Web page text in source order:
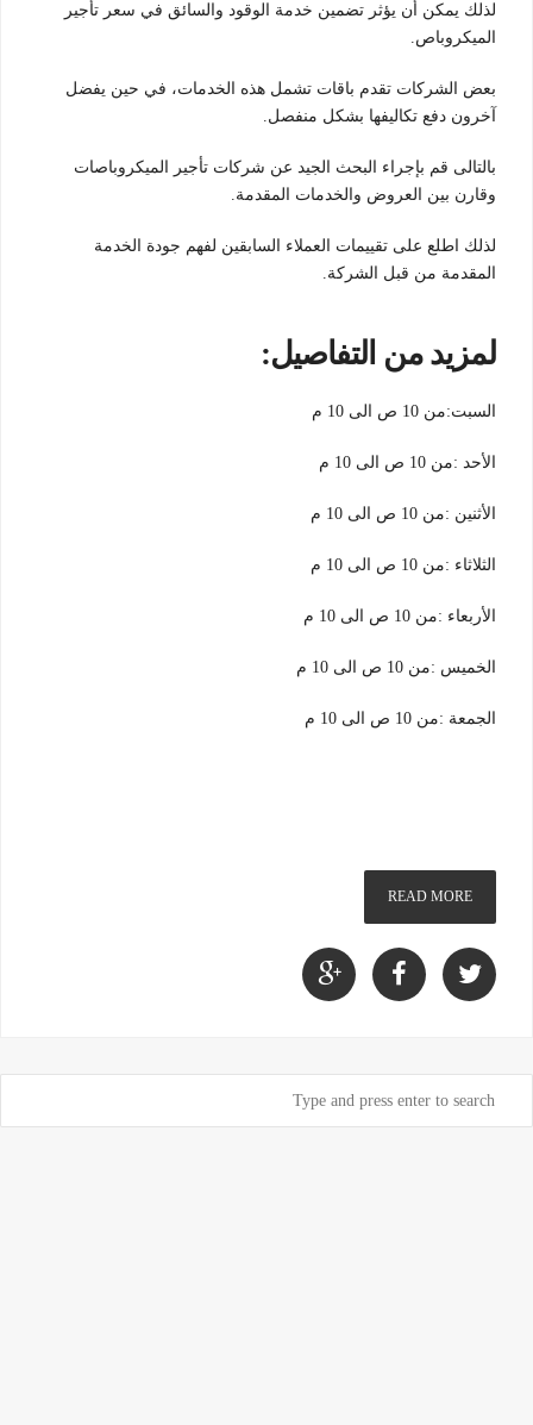
لذلك يمكن أن يؤثر تضمين خدمة الوقود والسائق في سعر تأجير
الميكروباص.
بعض الشركات تقدم باقات تشمل هذه الخدمات، في حين يفضل
آخرون دفع تكاليفها بشكل منفصل.
بالتالى قم بإجراء البحث الجيد عن شركات تأجير الميكروباصات
وقارن بين العروض والخدمات المقدمة.
لذلك اطلع على تقييمات العملاء السابقين لفهم جودة الخدمة
المقدمة من قبل الشركة.
لمزيد من التفاصيل:
السبت:من 10 ص الى 10 م
الأحد :من 10 ص الى 10 م
الأثنين :من 10 ص الى 10 م
الثلاثاء :من 10 ص الى 10 م
الأربعاء :من 10 ص الى 10 م
الخميس :من 10 ص الى 10 م
الجمعة :من 10 ص الى 10 م
READ MORE